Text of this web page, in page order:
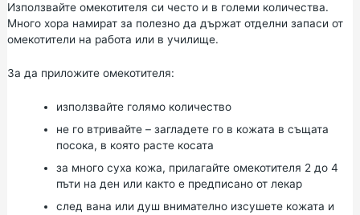
Използвайте омекотителя си често и в големи количества.
Много хора намират за полезно да държат отделни запаси от
омекотители на работа или в училище.
За да приложите омекотителя:
използвайте голямо количество
не го втривайте – загладете го в кожата в същата
посока, в която расте косата
за много суха кожа, прилагайте омекотителя 2 до 4
пъти на ден или както е предписано от лекар
след вана или душ внимателно изсушете кожата и